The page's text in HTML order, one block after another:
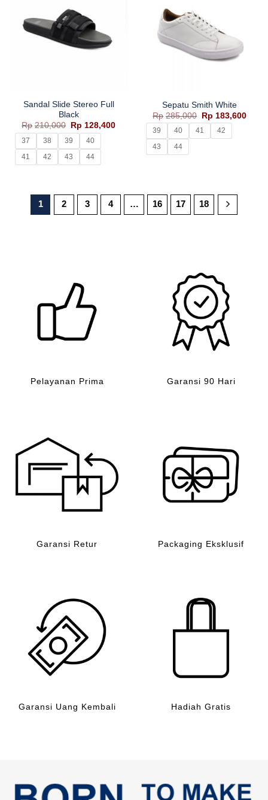
Sandal Slide Stereo Full
Black
Rp 210,000
Harga
aslinya
adalah:
Rp210,000.
Rp 128,400Harga
Rp128,400.
37 38 39
40
41
42 43 44
Sepatu Smith White
Rp 285,000
Harga
aslinya
adalah:
Rp285,000.
Rp 183,600
39 40 41
42
43
44
1 2 3 4 … 16 17 18
Pelayanan Prima Garansi 90 Hari
Garansi Retur Packaging Eksklusif
Garansi Uang Kembali Hadiah Gratis